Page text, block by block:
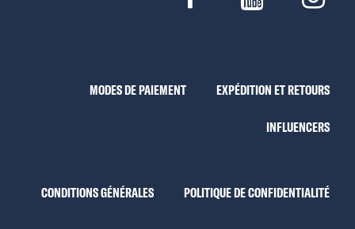
MODES DE PAIEMENT EXPÉDITION ET RETOURS
INFLUENCERS
CONDITIONS GÉNÉRALES POLITIQUE DE CONFIDENTIALITÉ